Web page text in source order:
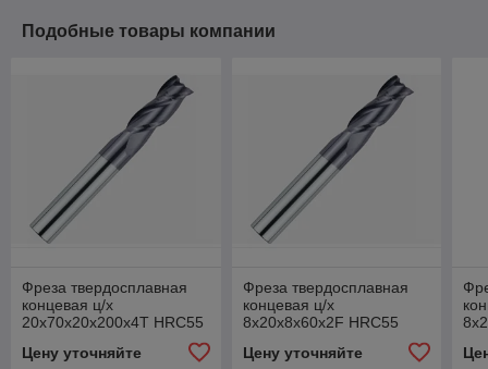
Подобные товары компании
Фреза твердосплавная
концевая ц/х
20x70x20x200x4T HRC55
Цену уточняйте
Фреза твердосплавная
концевая ц/х
8х20х8х60х2F HRC55
Цену уточняйте